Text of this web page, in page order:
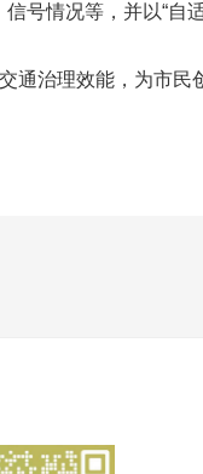
号情况等，并以“自
通治理效能，为市民